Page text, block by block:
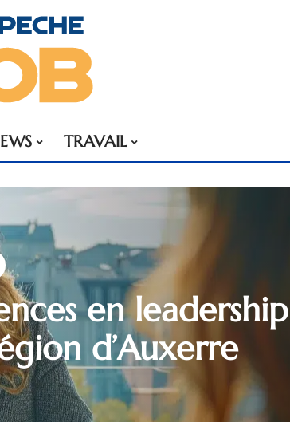
TRAVAIL
en leadership
d’Auxerre